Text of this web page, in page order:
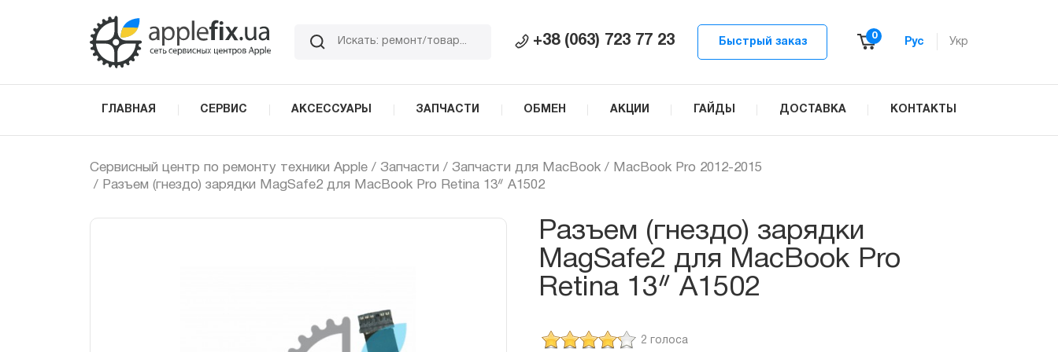
+38 (063) 723 77 23 Быстрый заказ
0
Рус Укр
ГЛАВНАЯ СЕРВИС АКСЕССУАРЫ ЗАПЧАСТИ ОБМЕН АКЦИИ ГАЙДЫ ДОСТАВКА КОНТАКТЫ
Сервисный центр по ремонту техники Apple / Запчасти / Запчасти для MacBook / MacBook Pro 2012-2015
/ Разъем (гнездо) зарядки MagSafe2 для MacBook Pro Retina 13ᐥ A1502
Разъем (гнездо) зарядки
MagSafe2 для MacBook Pro
Retina 13ᐥ A1502
2 голоса